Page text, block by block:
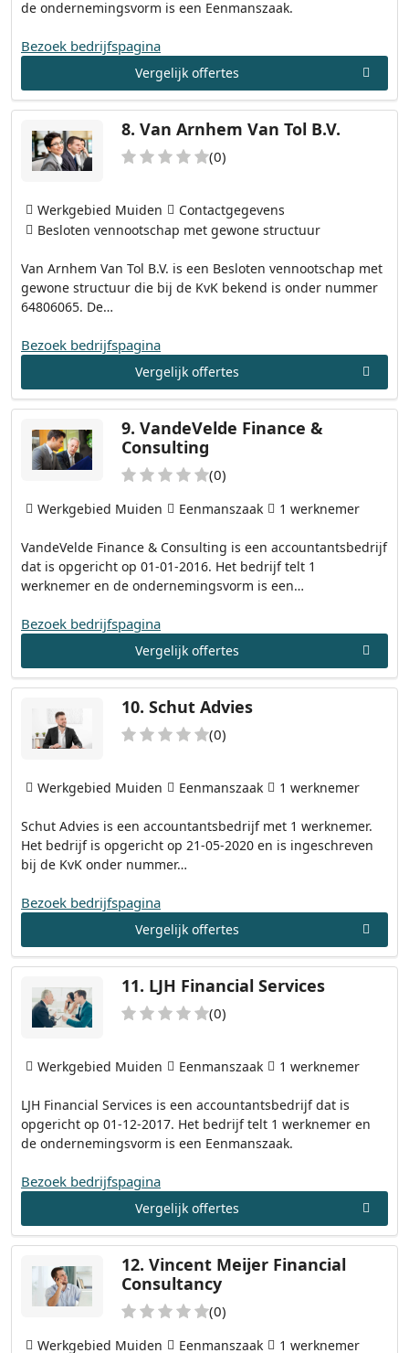
de ondernemingsvorm is een Eenmanszaak.
Bezoek bedrijfspagina
Vergelijk offertes
8. Van Arnhem Van Tol B.V.
(0)
Van Arnhem Van Tol B.V. is een Besloten vennootschap met
gewone structuur die bij de KvK bekend is onder nummer
64806065. De…
Werkgebied Muiden
Contactgegevens
Besloten vennootschap met gewone structuur
Bezoek bedrijfspagina
Vergelijk offertes
9. VandeVelde Finance &
Consulting
(0)
VandeVelde Finance & Consulting is een accountantsbedrijf
dat is opgericht op 01-01-2016. Het bedrijf telt 1
werknemer en de ondernemingsvorm is een…
Werkgebied Muiden Eenmanszaak 1 werknemer
Bezoek bedrijfspagina
Vergelijk offertes
10. Schut Advies
(0)
Schut Advies is een accountantsbedrijf met 1 werknemer.
Het bedrijf is opgericht op 21-05-2020 en is ingeschreven
bij de KvK onder nummer…
Werkgebied Muiden Eenmanszaak 1 werknemer
Bezoek bedrijfspagina
Vergelijk offertes
11. LJH Financial Services
(0)
LJH Financial Services is een accountantsbedrijf dat is
opgericht op 01-12-2017. Het bedrijf telt 1 werknemer en
de ondernemingsvorm is een Eenmanszaak.
Werkgebied Muiden Eenmanszaak 1 werknemer
Bezoek bedrijfspagina
Vergelijk offertes
12. Vincent Meijer Financial
Consultancy
(0)
Werkgebied Muiden Eenmanszaak 1 werknemer